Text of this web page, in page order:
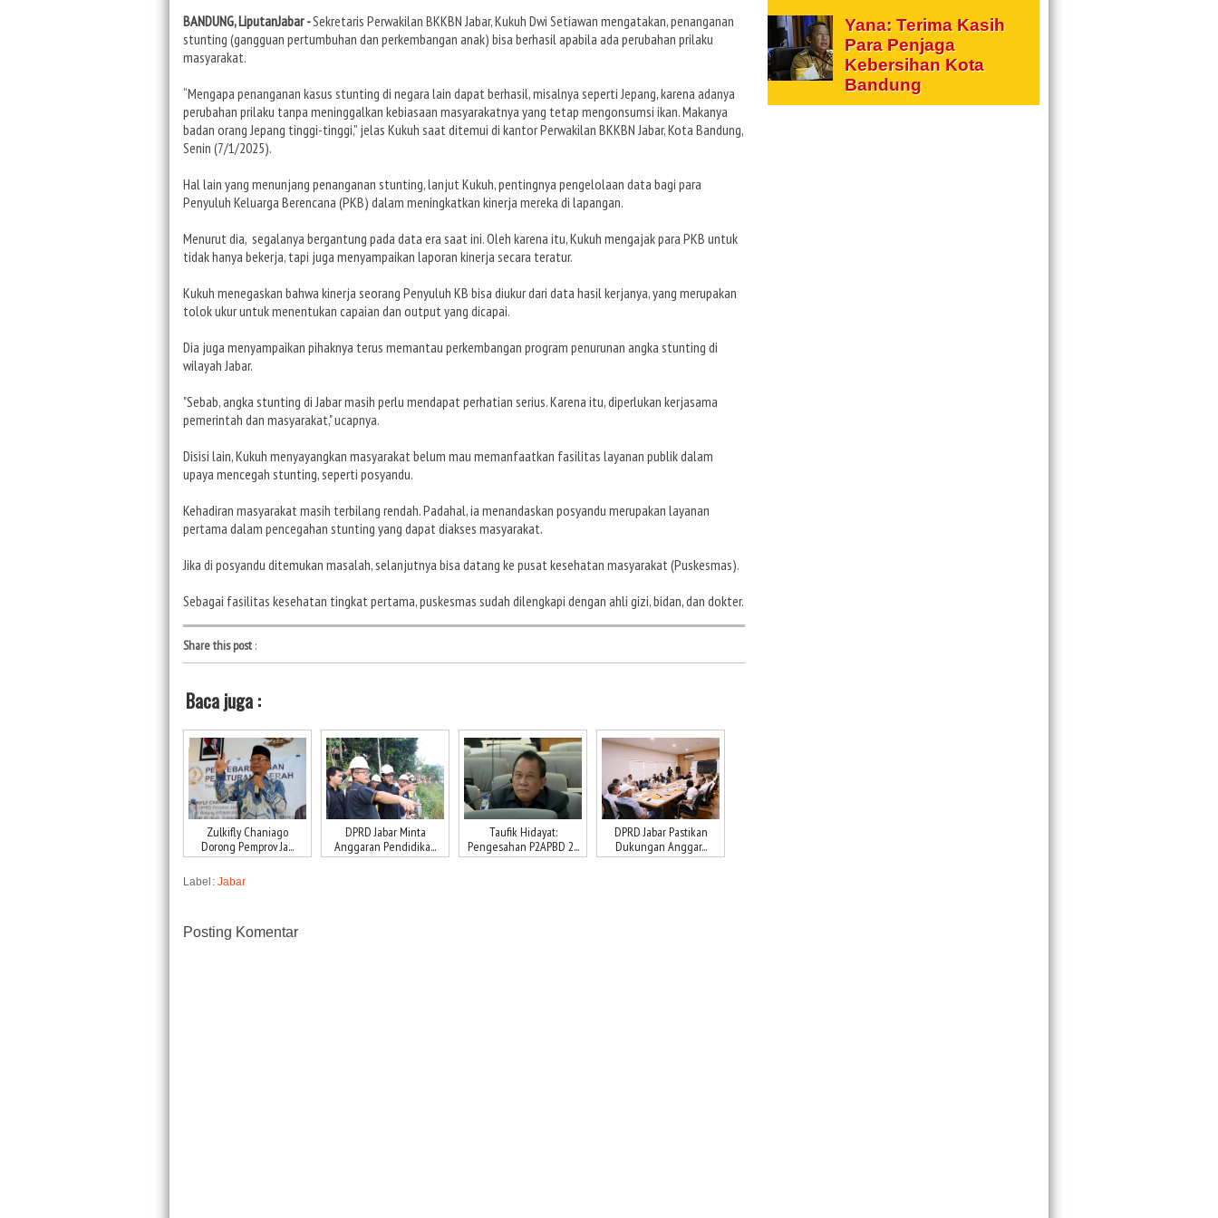
BANDUNG, LiputanJabar -Sekretaris Perwakilan BKKBN Jabar, Kukuh Dwi Setiawan mengatakan, penanganan
stunting (gangguan pertumbuhan dan perkembangan anak) bisa berhasil apabila ada perubahan prilaku
masyarakat.
“Mengapa penanganan kasus stunting di negara lain dapat berhasil, misalnya seperti Jepang, karena adanya
perubahan prilaku tanpa meninggalkan kebiasaan masyarakatnya yang tetap mengonsumsi ikan. Makanya
badan orang Jepang tinggi-tinggi,” jelas Kukuh saat ditemui di kantor Perwakilan BKKBN Jabar, Kota Bandung,
Senin (7/1/2025).
Hal lain yang menunjang penanganan stunting, lanjut Kukuh, pentingnya pengelolaan data bagi para
Penyuluh Keluarga Berencana (PKB) dalam meningkatkan kinerja mereka di lapangan.
Menurut dia, segalanya bergantung pada data era saat ini. Oleh karena itu, Kukuh mengajak para PKB untuk
tidak hanya bekerja, tapi juga menyampaikan laporan kinerja secara teratur.
Kukuh menegaskan bahwa kinerja seorang Penyuluh KB bisa diukur dari data hasil kerjanya, yang merupakan
tolok ukur untuk menentukan capaian dan output yang dicapai.
Dia juga menyampaikan pihaknya terus memantau perkembangan program penurunan angka stunting di
wilayah Jabar.
"Sebab, angka stunting di Jabar masih perlu mendapat perhatian serius. Karena itu, diperlukan kerjasama
pemerintah dan masyarakat," ucapnya.
Disisi lain, Kukuh menyayangkan masyarakat belum mau memanfaatkan fasilitas layanan publik dalam
upaya mencegah stunting, seperti posyandu.
Kehadiran masyarakat masih terbilang rendah. Padahal, ia menandaskan posyandu merupakan layanan
pertama dalam pencegahan stunting yang dapat diakses masyarakat.
Jika di posyandu ditemukan masalah, selanjutnya bisa datang ke pusat kesehatan masyarakat (Puskesmas).
Sebagai fasilitas kesehatan tingkat pertama, puskesmas sudah dilengkapi dengan ahli gizi, bidan, dan dokter.
Share this post:
Baca juga :
Zulkifly Chaniago
Dorong Pemprov Ja...
DPRD Jabar Minta
Anggaran Pendidika...
Taufik Hidayat:
Pengesahan P2APBD 2...
DPRD Jabar Pastikan
Dukungan Anggar...
Label: Jabar
Posting Komentar
Yana: Terima Kasih
Para Penjaga
Kebersihan Kota
Bandung